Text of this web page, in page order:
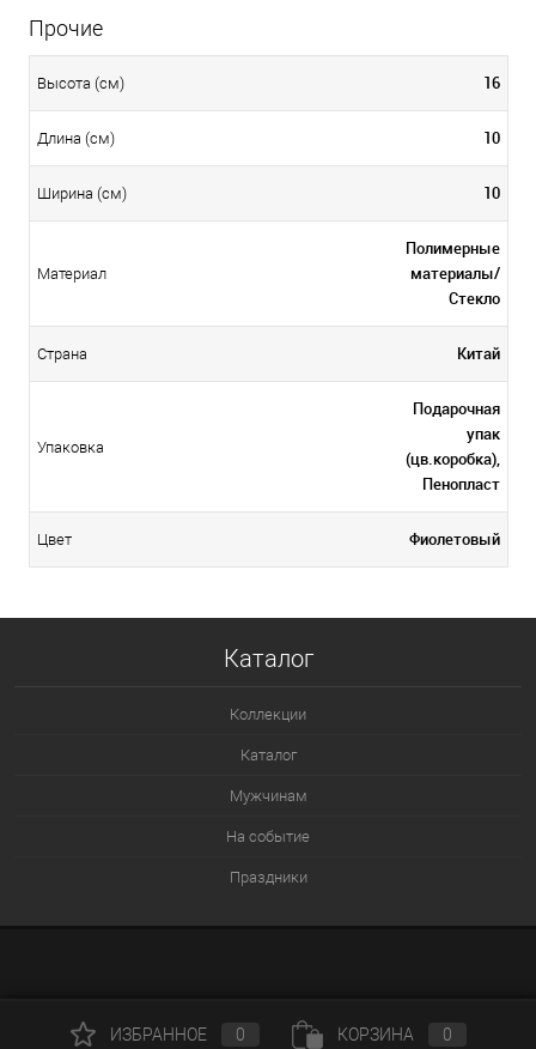
Прочие
Высота (см) 16
Длина (см) 10
Ширина (см) 10
Материал
Полимерные
материалы/
Стекло
Страна Китай
Упаковка
Подарочная
упак
(цв.коробка),
Пенопласт
Цвет Фиолетовый
Каталог
Коллекции
Каталог
Мужчинам
На событие
Праздники
ИЗБРАННОЕ 0 КОРЗИНА 0